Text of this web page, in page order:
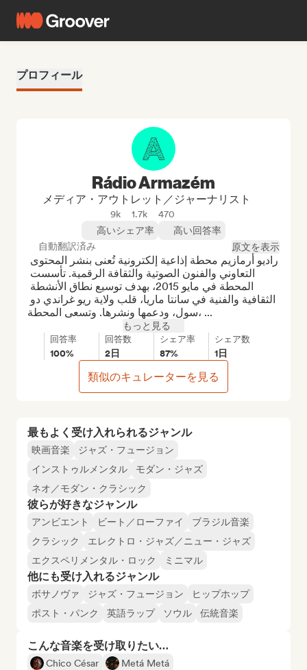
プロフィール
最もよく受け入れられるジャンル
映画音楽
ジャズ・フュージョン
インストゥルメンタル
モダン・ジャズ
ネオ／モダン・クラシック
彼らが好きなジャンル
アンビエント ビート／ローファイ
ブラジル音楽
クラシック
エレクトロ・ジャズ／ニュー・ジャズ
エクスペリメンタル・ロック
ミニマル
他にも受け入れるジャンル
ボサノヴァ ジャズ・フュージョン
ヒップホップ
ポスト・パンク
英語ラップ ソウル 伝統音楽
こんな音楽を受け取りたい…
Chico César
Metá Metá
Rádio Armazém
メディア・アウトレット／ジャーナリスト
9k 1.7k
470
高いシェア率
高い回答率
自動翻訳済み
原文を表示
سول، ودعمها ونشرها. وتسعى المحطة، ...
もっと見る
回答率
100%
回答数
2日
シェア率
87%
シェア数
1日
類似のキュレーターを見る